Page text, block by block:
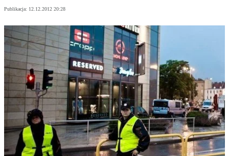
Publikacja: 12.12.2012 20:28